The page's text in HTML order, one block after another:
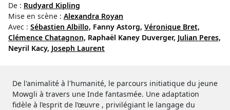
De : Rudyard Kipling
Mise en scène : Alexandra Royan
Avec : Sébastien Albillo, Fanny Astorg, Véronique Bret,
Clémence Chatagnon, Raphaël Kaney Duverger, Julian Peres,
Neyril Kacy, Joseph Laurent
De l'animalité à l'humanité, le parcours initiatique du jeune
Mowgli à travers une Inde fantasmée. Une adaptation
fidèle à l’esprit de l’œuvre , privilégiant le langage du